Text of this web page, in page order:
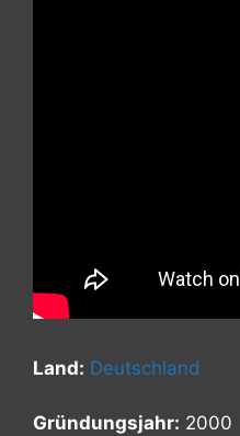
Land: Deutschland
Gründungsjahr: 2000